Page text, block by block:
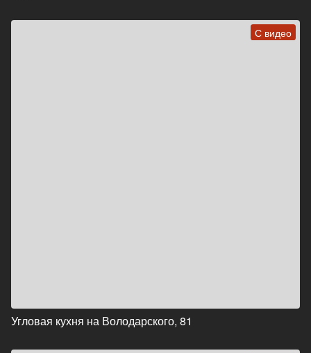
С видео
Угловая кухня на Володарского, 81